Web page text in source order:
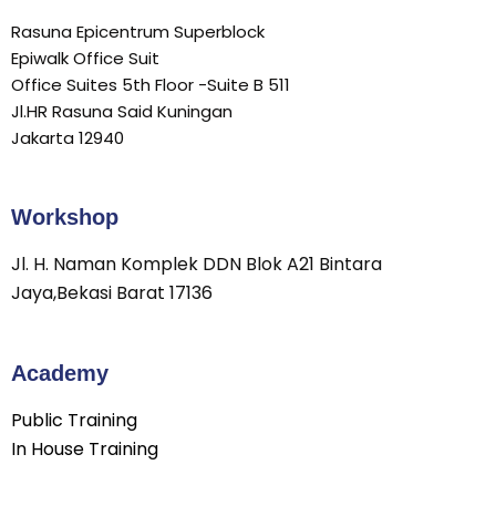
Rasuna Epicentrum Superblock
Epiwalk Office Suit
Office Suites 5th Floor -Suite B 511
Jl.HR Rasuna Said Kuningan
Jakarta 12940
Workshop
Jl. H. Naman Komplek DDN Blok A21 Bintara
Jaya,Bekasi Barat 17136
Academy
Public Training
In House Training